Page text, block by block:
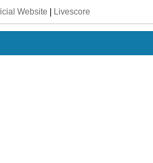
Website | Livescore